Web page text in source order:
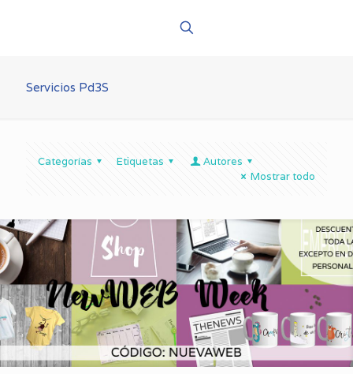
Servicios Pd3S
Categorías Etiquetas
Autores
Mostrar todo